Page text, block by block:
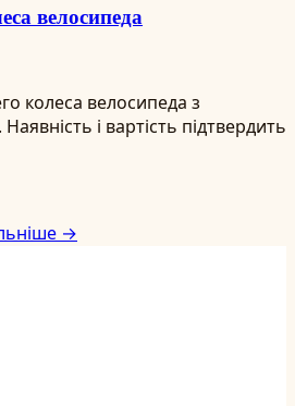
велосипеда
колеса велосипеда з
і вартість підтвердить
→